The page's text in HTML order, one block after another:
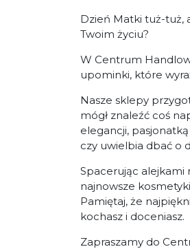
Dzień Matki tuż-tuż,
Twoim życiu?
W Centrum
upominki, które
Nasze sklepy
mógł znaleźć coś
elegancji,
czy uwielbia dbać o
Spacerując alejkami
najnowsze
Pamiętaj, że
kochasz i doceniasz.
Zapraszamy do